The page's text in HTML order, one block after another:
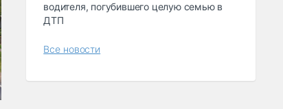
водителя, погубившего целую семью в
ДТП
Все новости